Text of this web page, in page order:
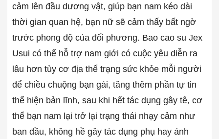
cảm lên đầu dương vật, giúp bạn nam kéo dài
thời gian quan hệ, bạn nữ sẽ cảm thấy bất ngờ
trước phong độ của đối phương. Bao cao su Jex
Usui có thể hỗ trợ nam giới có cuộc yêu diễn ra
lâu hơn tùy cơ địa thể trạng sức khỏe mỗi người
để chiều chuộng bạn gái, tăng thêm phần tự tin
thể hiện bản lĩnh, sau khi hết tác dụng gây tê, cơ
thể bạn nam lại trở lại trạng thái nhạy cảm như
ban đầu, không hề gây tác dụng phụ hay ảnh